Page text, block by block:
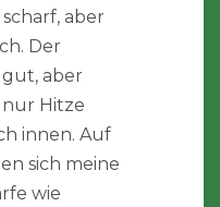
aber
Der
gut, aber
Hitze
innen. Auf
sich meine
wie